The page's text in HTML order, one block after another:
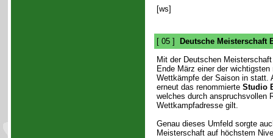
[ws]
[ 05 ]
Deutsche Meisterschaft
Mit der Deutschen
Ende März einer der wichtigsten
Wettkämpfe der Saison in statt.
erneut das renommierte Studio
welches durch anspruchsvollen
Wettkampfadresse gilt.
Genau dieses Umfeld sorgte
Meisterschaft auf höchstem